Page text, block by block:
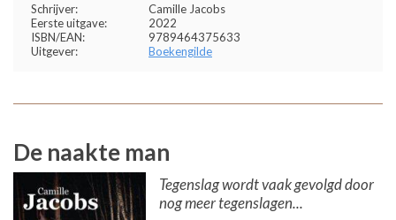
Schrijver:
Camille Jacobs
Eerste uitgave:
2022
ISBN/EAN:
9789464375633
Uitgever:
Boekengilde
De naakte man
Tegenslag wordt vaak gevolgd door
nog meer tegenslagen...